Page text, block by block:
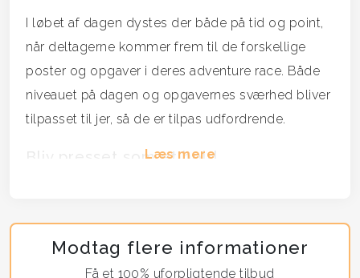
I løbet af dagen dystes der både på tid og point,
når deltagerne kommer frem til de forskellige
poster og opgaver i deres adventure race. Både
niveauet på dagen og opgavernes sværhed bliver
tilpasset til jer, så de er tilpas udfordrende.
Bliv presset som et hold
Deltagerne skal konkurrere i hold, og gennemføre
Læs mere
Modtag flere informationer
Få et 100% uforpligtende tilbud